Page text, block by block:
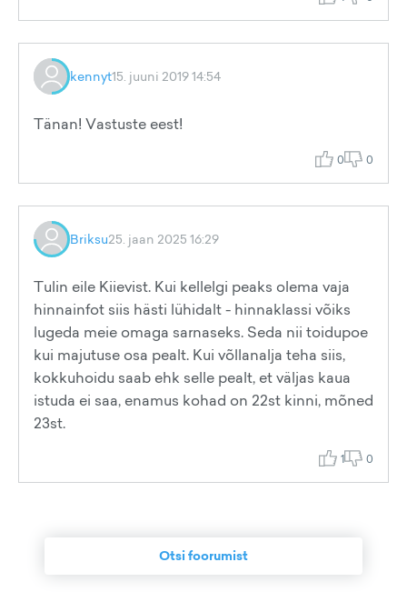
kennyt15. juuni 2019 14:54
Tänan! Vastuste eest!
0 0
Briksu25. jaan 2025 16:29
Tulin eile Kiievist. Kui kellelgi peaks olema vaja
hinnainfot siis hästi lühidalt - hinnaklassi võiks
lugeda meie omaga sarnaseks. Seda nii toidupoe
kui majutuse osa pealt. Kui võllanalja teha siis,
kokkuhoidu saab ehk selle pealt, et väljas kaua
istuda ei saa, enamus kohad on 22st kinni, mõned
23st.
1 0
Otsi foorumist